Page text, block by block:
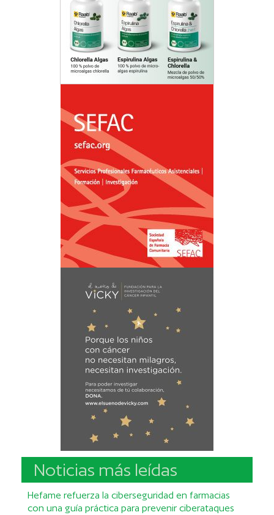
Noticias más leídas
Hefame refuerza la ciberseguridad en farmacias
con una guía práctica para prevenir ciberataques